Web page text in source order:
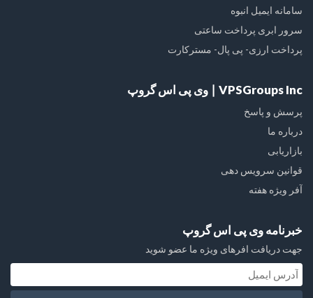
سامانه ایمیل انبوه
سرور ابری پرداخت ساعتی
پرداخت ارزی- پی پال- مسترکارت
VPSGroups Inc ∣ وی پی اس گروپ
پرسش و پاسخ
درباره ما
بازاریابی
قوانین سرویس دهی
آفر ویژه هفته
خبرنامه وی پی اس گروپ
جهت دریافت افرهای ویژه ما عضو شوید